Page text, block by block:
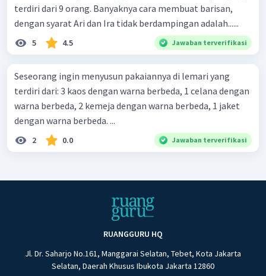
terdiri dari 9 orang. Banyaknya cara membuat barisan,
dengan syarat Ari dan Ira tidak berdampingan adalah......
5 4.5 Jawaban terverifikasi
Seseorang ingin menyusun pakaiannya di lemari yang
terdiri dari: 3 kaos dengan warna berbeda, 1 celana dengan
warna berbeda, 2 kemeja dengan warna berbeda, 1 jaket
dengan warna berbeda. ...
2 0.0 Jawaban terverifikasi
RUANGGURU HQ
Jl. Dr. Saharjo No.161, Manggarai Selatan, Tebet, Kota Jakarta
Selatan, Daerah Khusus Ibukota Jakarta 12860